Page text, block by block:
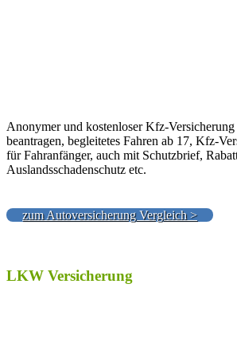
Anonymer und kostenloser Kfz-
beantragen, begleitetes Fahren ab 17, Kfz-
für Fahranfänger, auch mit Schutzbrief,
Auslandsschadenschutz etc.
zum Autoversicherung Vergleich >
LKW Versicherung